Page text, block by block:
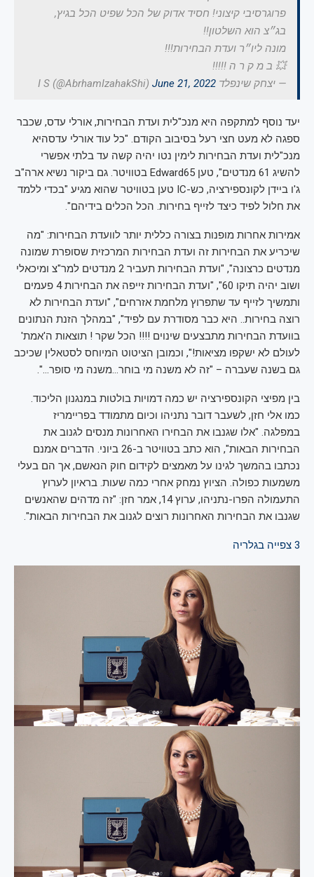
פרוגרסיבי קיצוני! חסיד אדוק של הכל שפיט הכל בגיץ,
בג״צ הוא השלטון!!
מונה ליו״ר ועדת הבחירות!!!
💥 ב מ ק ר ה !!!!!
— יצחק שינפלד I S (@AbrhamIzahakShi) June 21, 2022
יעד נוסף למתקפה היא מנכ"לית ועדת הבחירות, אורלי עדס, שכבר
ספגה לא מעט חצי רעל בסיבוב הקודם. "כל עוד אורלי עדסהיא
מנכ"לית ועדת הבחירות לימין נטו יהיה קשה עד בלתי אפשרי
להשיג 61 מנדטים", טען Edward65 בטוויטר. גם ביקור נשיא ארה"ב
ג'ו ביידן לקונספירציה, כש-IC טען בטוויטר שהוא מגיע "בכדי ללמד
את חלול לפיד כיצד לזייף בחירות. הכל הכלים בידיהם".
אמירות אחרות מופנות בצורה כללית יותר לוועדת הבחירות: "מה
שיכריע את הבחירות זה ועדת הבחירות המרכזית שסופרת שמונה
מנדטים כרצונה", "ועדת הבחירות תעביר 2 מנדטים למר"צ ומיכאלי
ושוב יהיה תיקו 60", "ועדת הבחירות זייפה את הבחירות 4 פעמים
ותמשיך לזייף עד שתפרוץ מלחמת אזרחים", "ועדת הבחירות לא
רוצה בחירות.. היא כבר מסודרת עם לפיד", "במהלך הזנת הנתונים
בוועדת הבחירות מתבצעים שינוים !!!! הכל שקר ! תוצאות ה'אמת'
לעולם לא ישקפו מציאות!", וכמובן הציטוט המיוחס לסטאלין שכיכב
גם בשנה שעברה – "זה לא משנה מי בוחר…משנה מי סופר…".
בין מפיצי הקונספירציה יש כמה דמויות בולטות במנגנון הליכוד.
כמו אלי חזן, לשעבר דובר נתניהו וכיום מתמודד בפריימריז
במפלגה. "אלו שגנבו את הבחירו האחרונות מנסים לגנוב את
הבחירות הבאות", הוא כתב בטוויטר ב-26 ביוני. הדברים אמנם
נכתבו בהמשך לגינו על מאמצים לקידום חוק הנאשם, אך הם בעלי
משמעות כפולה. הציוץ נמחק אחרי כמה שעות. בראיון לערוץ
התעמולה הפרו-נתניהו, ערוץ 14, אמר חזן: "זה מדהים שהאנשים
שגנבו את הבחירות האחרונות רוצים לגנוב את הבחירות הבאות".
3 צפייה בגלריה